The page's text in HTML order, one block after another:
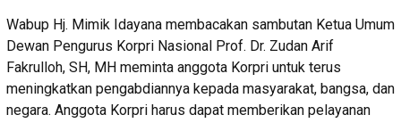
Wabup Hj. Mimik Idayana membacakan sambutan Ketua Umum
Dewan Pengurus Korpri Nasional Prof. Dr. Zudan Arif
Fakrulloh, SH, MH meminta anggota Korpri untuk terus
meningkatkan pengabdiannya kepada masyarakat, bangsa, dan
negara. Anggota Korpri harus dapat memberikan pelayanan